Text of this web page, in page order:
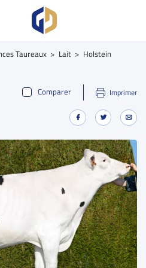
Taureaux Lait
Holstein
Comparer
Imprimer